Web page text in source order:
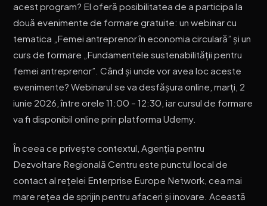
acest program? El oferă posibilitatea de a participa la
două evenimente de formare gratuite: un webinar cu
tematica „Femei antreprenor în economia circulară” și un
curs de formare „Fundamentele sustenabilității pentru
femei antreprenor”. Când și unde vor avea loc aceste
evenimente? Webinarul se va desfășura online, marți, 2
iunie 2026, între orele 11:00 – 12:30, iar cursul de formare
va fi disponibil online prin platforma Udemy.
În ceea ce privește contextul, Agenția pentru
Dezvoltare Regională Centru este punctul local de
contact al rețelei Enterprise Europe Network, cea mai
mare rețea de sprijin pentru afaceri și inovare. Această